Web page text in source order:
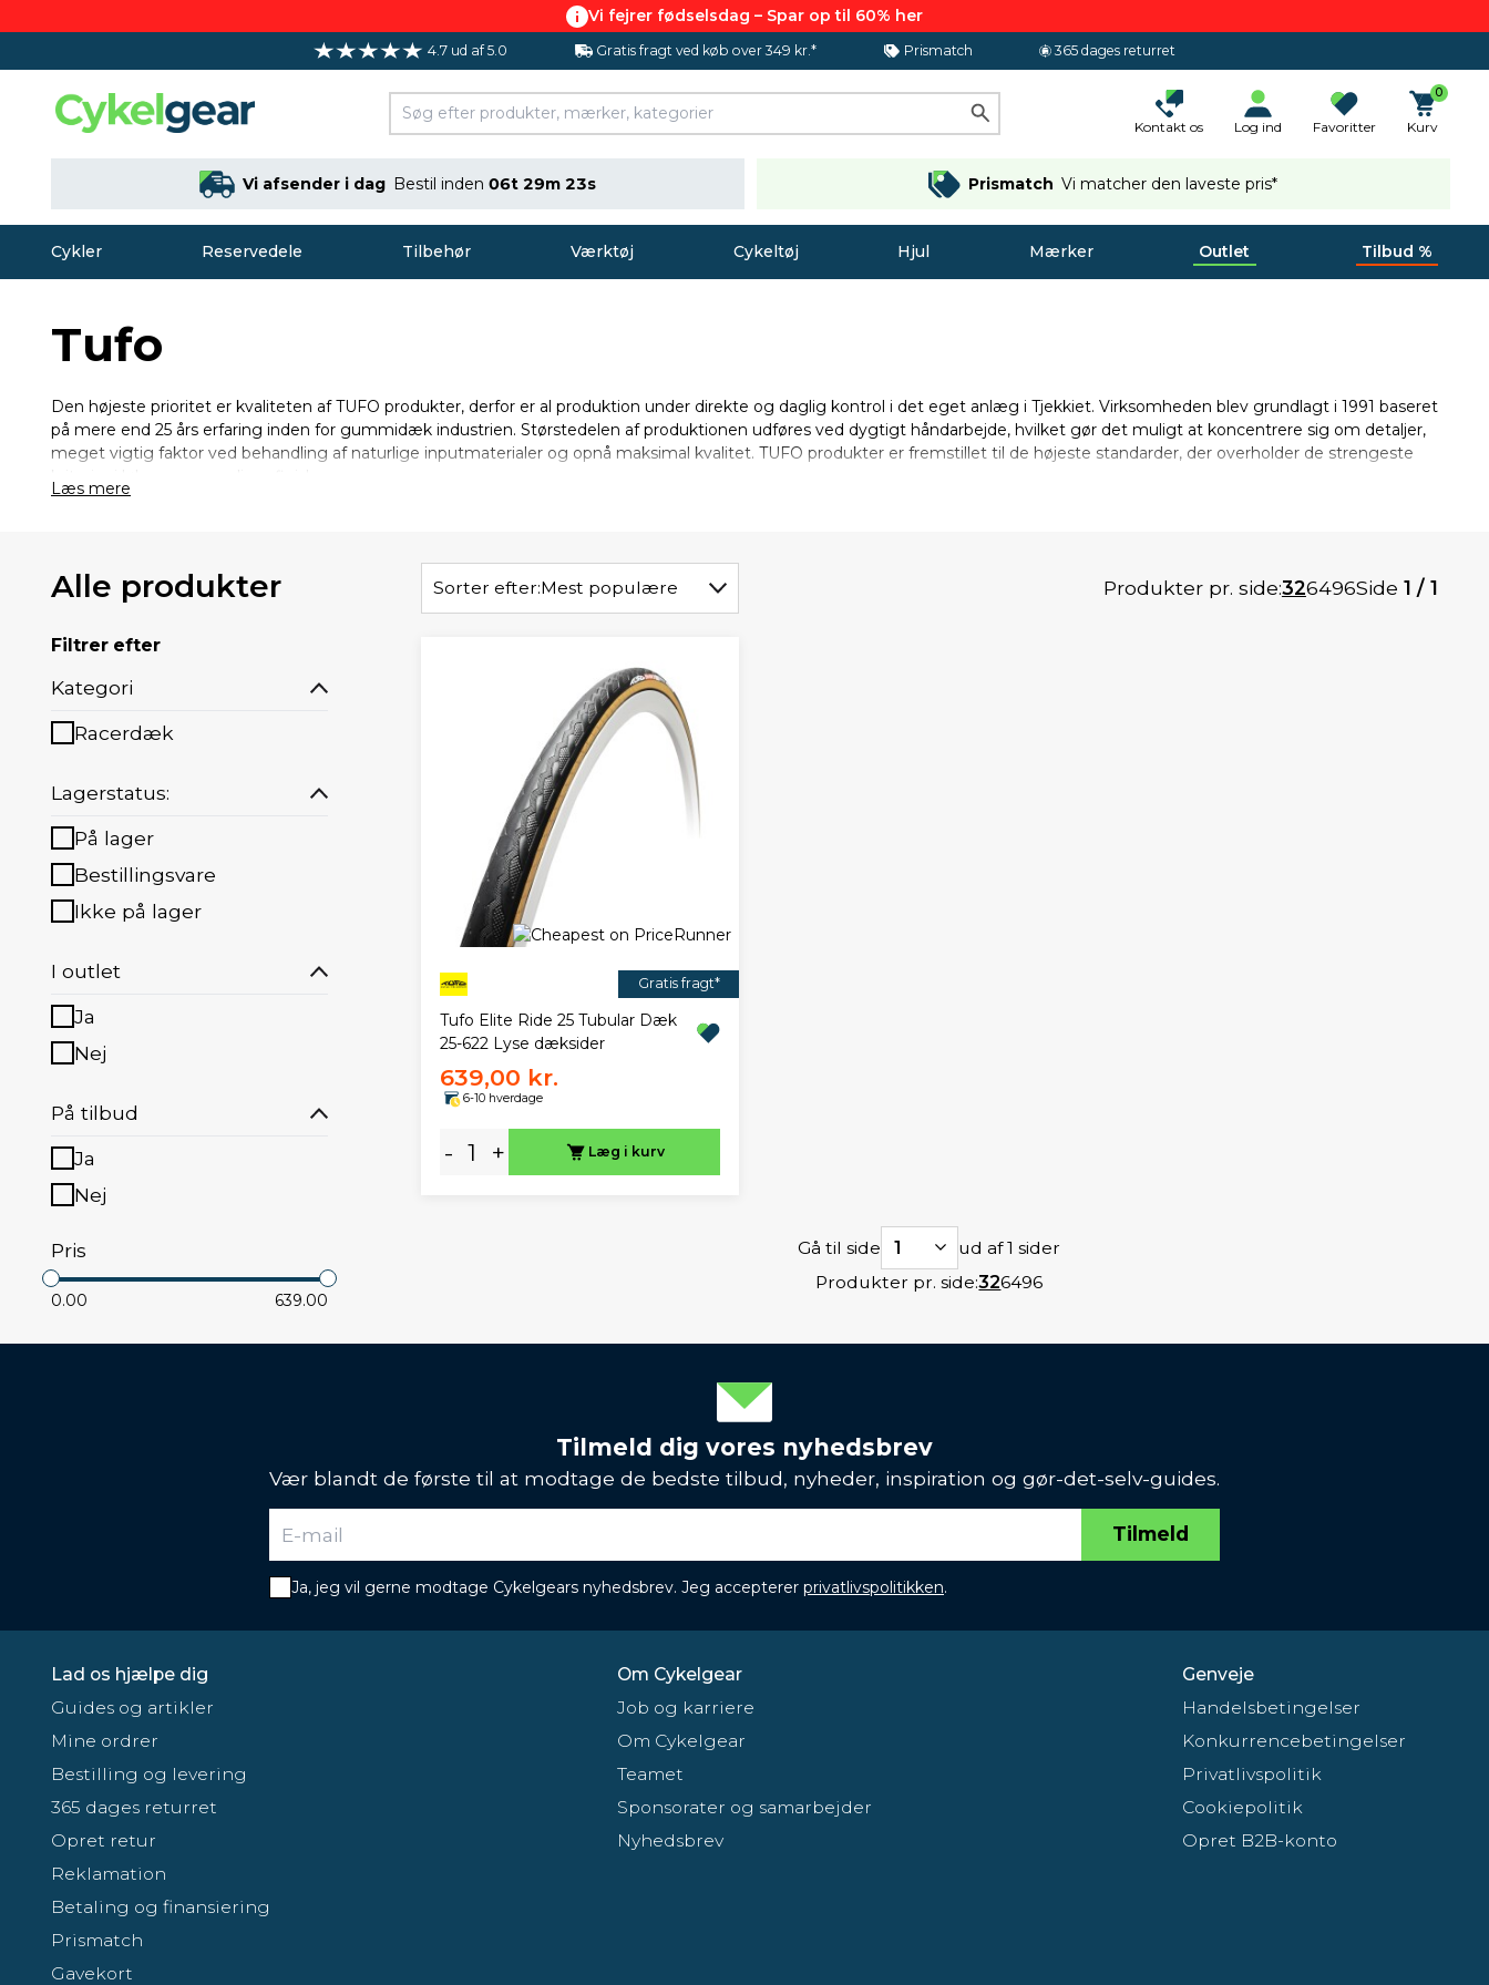
Vi fejrer fødselsdag – Spar op til 60% her
4.7 ud af 5.0 Gratis fragt ved køb over 349 kr.* Prismatch 365 dages returret
Kontakt os Log ind Favoritter
0
Kurv
Vi afsender i dag Bestil inden06t 29m 22s Prismatch Vi matcher den laveste pris*
Cykler Reservedele Tilbehør Værktøj Cykeltøj Hjul Mærker Outlet Tilbud %
Tufo
Den højeste prioritet er kvaliteten af ​​TUFO produkter, derfor er al produktion under direkte og daglig kontrol i det eget anlæg i Tjekkiet. Virksomheden blev grundlagt i 1991 baseret
på mere end 25 års erfaring inden for gummidæk industrien. Størstedelen af ​​produktionen udføres ved dygtigt håndarbejde, hvilket gør det muligt at koncentrere sig om detaljer,
meget vigtig faktor ved behandling af naturlige inputmaterialer og opnå maksimal kvalitet. TUFO produkter er fremstillet til de højeste standarder, der overholder de strengeste
Læs mere
Alle produkter
Filtrer efter
Kategori
Racerdæk
Lagerstatus:
På lager
Bestillingsvare
Ikke på lager
I outlet
Ja
Nej
På tilbud
Ja
Nej
Pris
0.00 639.00
Sorter efter:Mest populære Produkter pr. side:326496Side 1 / 1
Gratis fragt*
Tufo Elite Ride 25 Tubular Dæk
25-622 Lyse dæksider
639,00 kr.
6-10 hverdage
- + Læg i kurv
Gå til side 1
ud af 1 sider
Produkter pr. side:326496
Tilmeld dig vores nyhedsbrev
Vær blandt de første til at modtage de bedste tilbud, nyheder, inspiration og gør-det-selv-guides.
Tilmeld
Ja, jeg vil gerne modtage Cykelgears nyhedsbrev. Jeg accepterer privatlivspolitikken.
Lad os hjælpe dig
Guides og artikler
Mine ordrer
Bestilling og levering
365 dages returret
Opret retur
Reklamation
Betaling og finansiering
Prismatch
Gavekort
Om Cykelgear
Job og karriere
Om Cykelgear
Teamet
Sponsorater og samarbejder
Nyhedsbrev
Genveje
Handelsbetingelser
Konkurrencebetingelser
Privatlivspolitik
Cookiepolitik
Opret B2B-konto